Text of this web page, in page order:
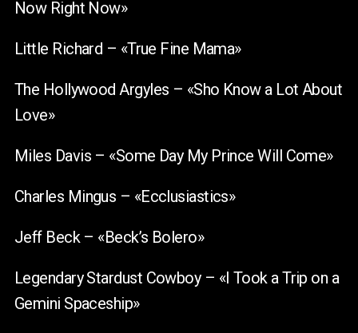
Now Right Now»
Little Richard – «True Fine Mama»
The Hollywood Argyles – «Sho Know a Lot About
Love»
Miles Davis – «Some Day My Prince Will Come»
Charles Mingus – «Ecclusiastics»
Jeff Beck – «Beck’s Bolero»
Legendary Stardust Cowboy – «I Took a Trip on a
Gemini Spaceship»